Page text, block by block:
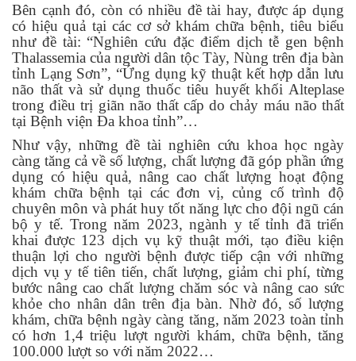
Bên cạnh đó, còn có nhiều đề tài hay, được áp dụng
có hiệu quả tại các cơ sở khám chữa bệnh, tiêu biểu
như đề tài: “Nghiên cứu đặc điểm dịch tễ gen bệnh
Thalassemia của người dân tộc Tày, Nùng trên địa bàn
tỉnh Lạng Sơn”, “Ứng dụng kỹ thuật kết hợp dẫn lưu
não thất và sử dụng thuốc tiêu huyết khối Alteplase
trong điều trị giãn não thất cấp do chảy máu não thất
tại Bệnh viện Đa khoa tỉnh”…
Như vậy, những đề tài nghiên cứu khoa học ngày
càng tăng cả về số lượng, chất lượng đã góp phần ứng
dụng có hiệu quả, nâng cao chất lượng hoạt động
khám chữa bệnh tại các đơn vị, củng cố trình độ
chuyên môn và phát huy tốt năng lực cho đội ngũ cán
bộ y tế. Trong năm 2023, ngành y tế tỉnh đã triển
khai được 123 dịch vụ kỹ thuật mới, tạo điều kiện
thuận lợi cho người bệnh được tiếp cận với những
dịch vụ y tế tiên tiến, chất lượng, giảm chi phí, từng
bước nâng cao chất lượng chăm sóc và nâng cao sức
khỏe cho nhân dân trên địa bàn. Nhờ đó, số lượng
khám, chữa bệnh ngày càng tăng, năm 2023 toàn tỉnh
có hơn 1,4 triệu lượt người khám, chữa bệnh, tăng
100.000 lượt so với năm 2022…